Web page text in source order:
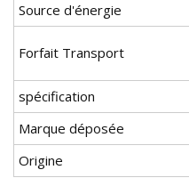
Source d'énergie
Forfait Transport
spécification
Marque déposée
Origine